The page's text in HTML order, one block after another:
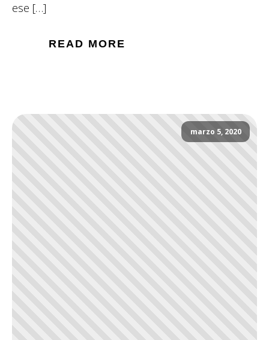
ese […]
READ MORE
marzo 5, 2020